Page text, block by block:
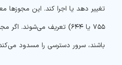
۷۵۵ یا ۶۴۴) تعریف می‌شوند.
باشند، سرور دسترسی را مسدود